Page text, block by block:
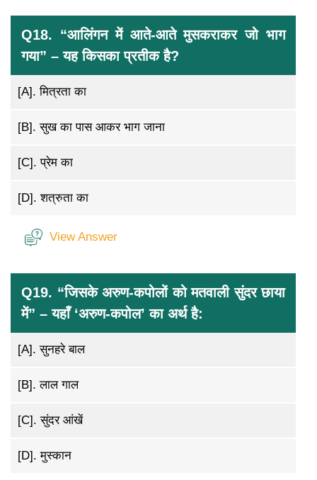
Q18. “आलिंगन में आते-आते मुसकराकर जो भाग
गया” – यह किसका प्रतीक है?
[A].मित्रता का
[B].सुख का पास आकर भाग जाना
[C].प्रेम का
[D].शत्रुता का
View Answer
Q19. “जिसके अरुण-कपोलों को मतवाली सुंदर छाया
में” – यहाँ ‘अरुण-कपोल’ का अर्थ है:
[A].सुनहरे बाल
[B].लाल गाल
[C].सुंदर आंखें
[D].मुस्कान